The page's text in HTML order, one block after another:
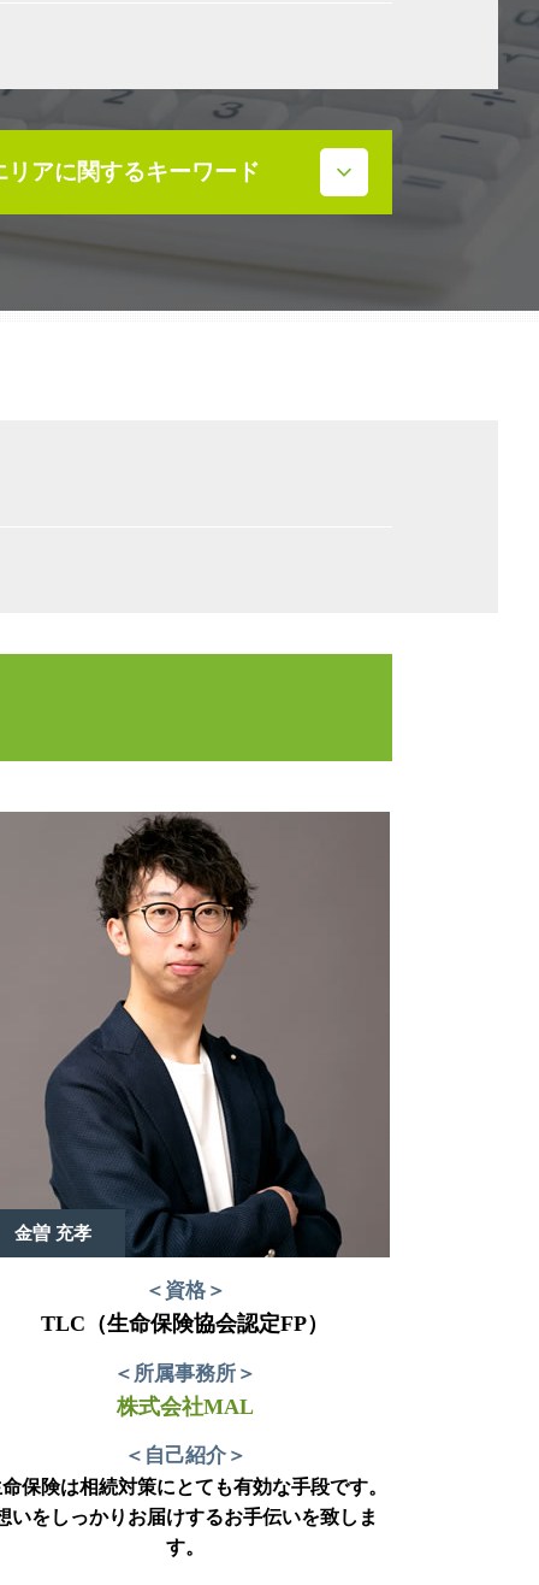
リアに関するキーワード
相続税 石川県
金曽 充孝
＜資格＞
TLC（生命保険協会認定FP）
＜所属事務所＞
株式会社MAL
＜自己紹介＞
保険は相続対策にとても有効な手段です。
いをしっかりお届けするお手伝いを致しま
す。